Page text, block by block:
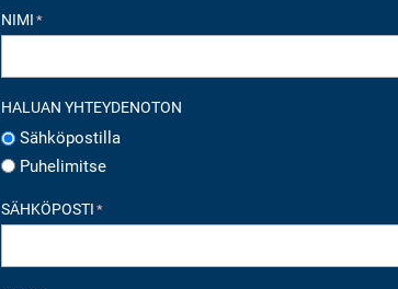
NIMI *
HALUAN YHTEYDENOTON
Sähköpostilla
Puhelimitse
SÄHKÖPOSTI *